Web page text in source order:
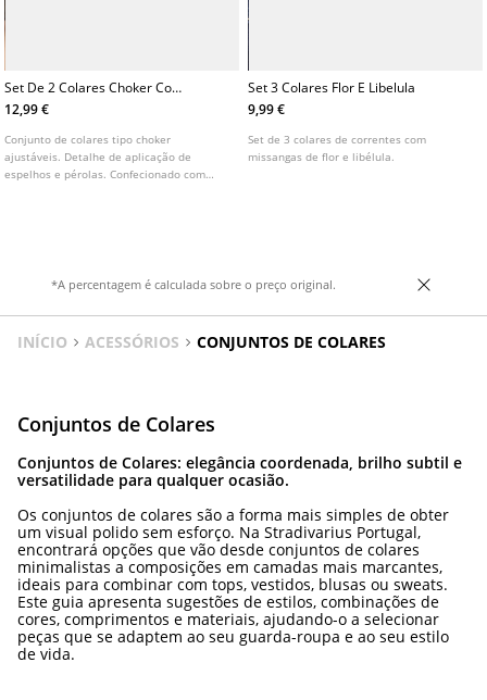
Set De 2 Colares Choker Com
Espelhos
12,99 €
Conjunto de colares tipo choker
ajustáveis. Detalhe de aplicação de
espelhos e pérolas. Confecionado com
Set 3 Colares Flor E Libelula
9,99 €
Set de 3 colares de correntes com
missangas de flor e libélula.
*A percentagem é calculada sobre o preço original.
INÍCIO ACESSÓRIOS CONJUNTOS DE COLARES
Conjuntos de Colares
Conjuntos de Colares: elegância coordenada, brilho subtil e
versatilidade para qualquer ocasião.
Os conjuntos de colares são a forma mais simples de obter
um visual polido sem esforço. Na Stradivarius Portugal,
encontrará opções que vão desde conjuntos de colares
minimalistas a composições em camadas mais marcantes,
ideais para combinar com tops, vestidos, blusas ou sweats.
Este guia apresenta sugestões de estilos, combinações de
cores, comprimentos e materiais, ajudando-o a selecionar
peças que se adaptem ao seu guarda-roupa e ao seu estilo
de vida.